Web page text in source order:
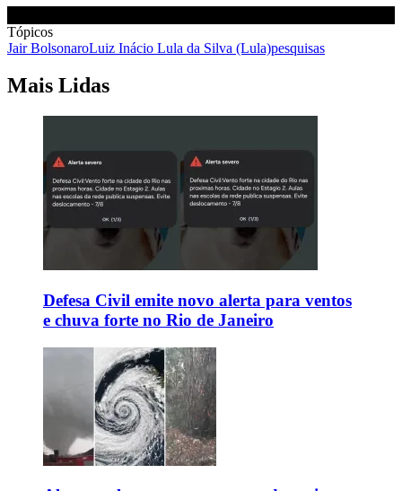
Tópicos
Jair BolsonaroLuiz Inácio Lula da Silva (Lula)pesquisas
Mais Lidas
Defesa Civil emite novo alerta para ventos
e chuva forte no Rio de Janeiro